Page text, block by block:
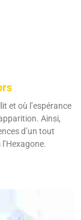
et où l’espérance
Ainsi,
d’un tout